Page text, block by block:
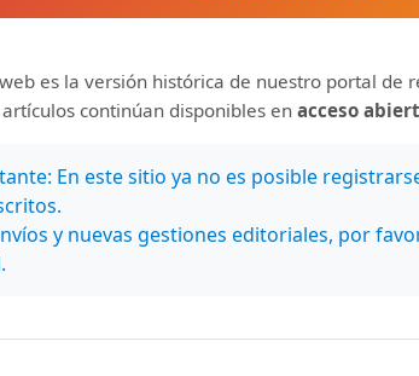
nuevo modelo: Práctica Reflexiva Mediada.
technology and educational innovation, 4(1), 44-53.
Iconic-Imaginary Dimensions in the Modelling
Representations, 23(17), 1-17. Recuperado de
desde una mirada sistémica. Revista
del Pedagogo, 28, 15-35. Recuperado de https://
La práctica reflexiva. Bases, modelos e
en la enseñanza. Buenos Aires, Argentina:
es la versión histórica de nuestro portal de
artículos continúan disponibles en acceso
En este sitio ya no es posible
y nuevas gestiones editoriales, por
.